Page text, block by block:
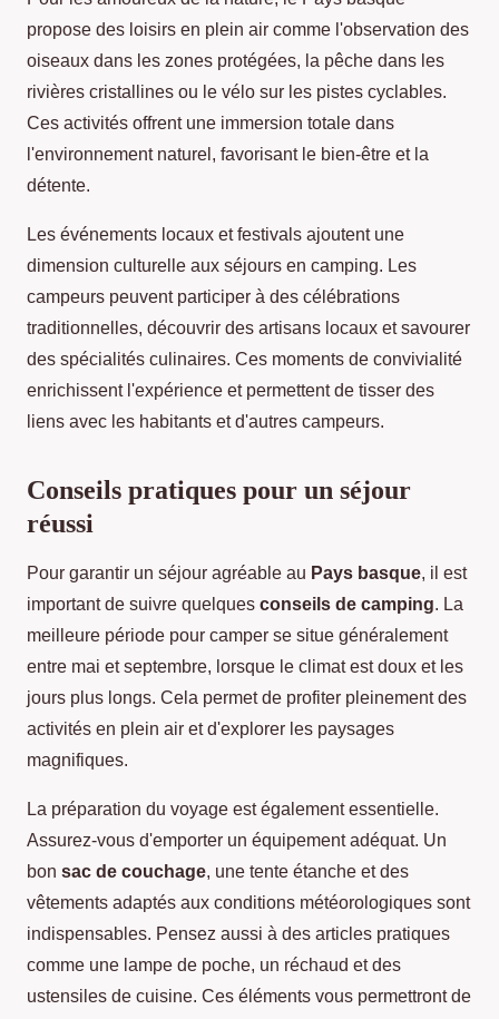
propose des loisirs en plein air comme l'observation des
oiseaux dans les zones protégées, la pêche dans les
rivières cristallines ou le vélo sur les pistes cyclables.
Ces activités offrent une immersion totale dans
l'environnement naturel, favorisant le bien-être et la
détente.
Les événements locaux et festivals ajoutent une
dimension culturelle aux séjours en camping. Les
campeurs peuvent participer à des célébrations
traditionnelles, découvrir des artisans locaux et savourer
des spécialités culinaires. Ces moments de convivialité
enrichissent l'expérience et permettent de tisser des
liens avec les habitants et d'autres campeurs.
Conseils pratiques pour un séjour
réussi
Pour garantir un séjour agréable au Pays basque, il est
important de suivre quelques conseils de camping. La
meilleure période pour camper se situe généralement
entre mai et septembre, lorsque le climat est doux et les
jours plus longs. Cela permet de profiter pleinement des
activités en plein air et d'explorer les paysages
magnifiques.
La préparation du voyage est également essentielle.
Assurez-vous d'emporter un équipement adéquat. Un
bon sac de couchage, une tente étanche et des
vêtements adaptés aux conditions météorologiques sont
indispensables. Pensez aussi à des articles pratiques
comme une lampe de poche, un réchaud et des
ustensiles de cuisine. Ces éléments vous permettront de